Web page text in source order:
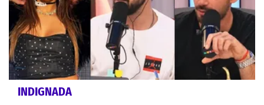
INDIGNADA